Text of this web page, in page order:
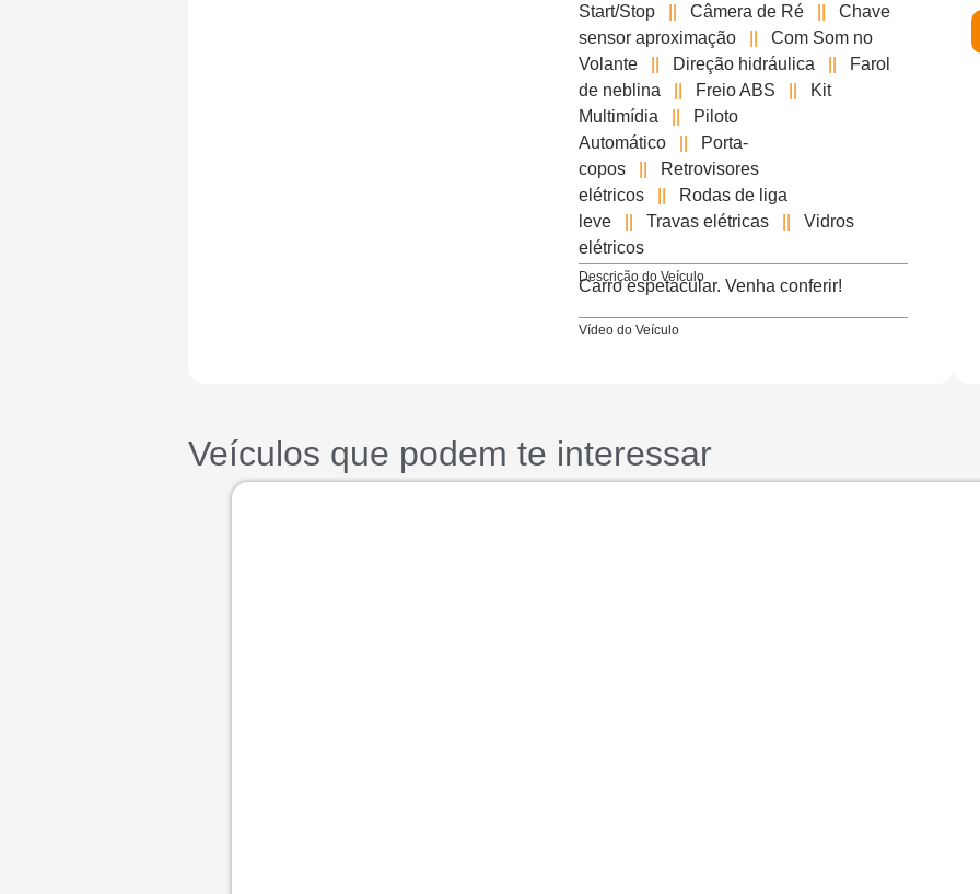
Start/Stop
Câmera de Ré
Chave
sensor aproximação
Com Som no
Volante
Direção hidráulica
Farol
de neblina
Freio ABS
Kit
Multimídia
Piloto
Automático
Porta-
copos
Retrovisores
elétricos
Rodas de liga
leve
Travas elétricas
Vidros
elétricos
Descrição do Veículo
Carro espetacular. Venha conferir!
Vídeo do Veículo
Veículos que podem te interessar